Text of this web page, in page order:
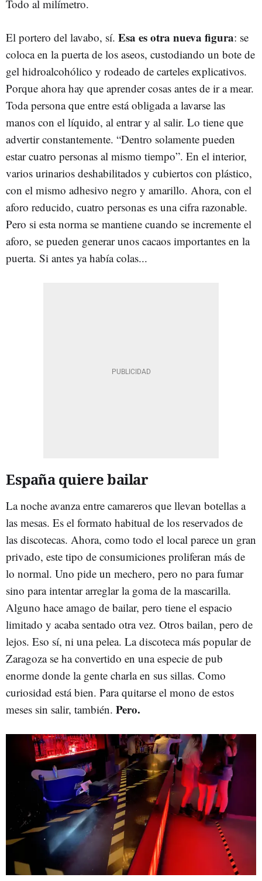
Todo al milímetro.
El portero del lavabo, sí. Esa es otra nueva figura: se
coloca en la puerta de los aseos, custodiando un bote de
gel hidroalcohólico y rodeado de carteles explicativos.
Porque ahora hay que aprender cosas antes de ir a mear.
Toda persona que entre está obligada a lavarse las
manos con el líquido, al entrar y al salir. Lo tiene que
advertir constantemente. “Dentro solamente pueden
estar cuatro personas al mismo tiempo”. En el interior,
varios urinarios deshabilitados y cubiertos con plástico,
con el mismo adhesivo negro y amarillo. Ahora, con el
aforo reducido, cuatro personas es una cifra razonable.
Pero si esta norma se mantiene cuando se incremente el
aforo, se pueden generar unos cacaos importantes en la
puerta. Si antes ya había colas...
España quiere bailar
La noche avanza entre camareros que llevan botellas a
las mesas. Es el formato habitual de los reservados de
las discotecas. Ahora, como todo el local parece un gran
privado, este tipo de consumiciones proliferan más de
lo normal. Uno pide un mechero, pero no para fumar
sino para intentar arreglar la goma de la mascarilla.
Alguno hace amago de bailar, pero tiene el espacio
limitado y acaba sentado otra vez. Otros bailan, pero de
lejos. Eso sí, ni una pelea. La discoteca más popular de
Zaragoza se ha convertido en una especie de pub
enorme donde la gente charla en sus sillas. Como
curiosidad está bien. Para quitarse el mono de estos
meses sin salir, también. Pero.